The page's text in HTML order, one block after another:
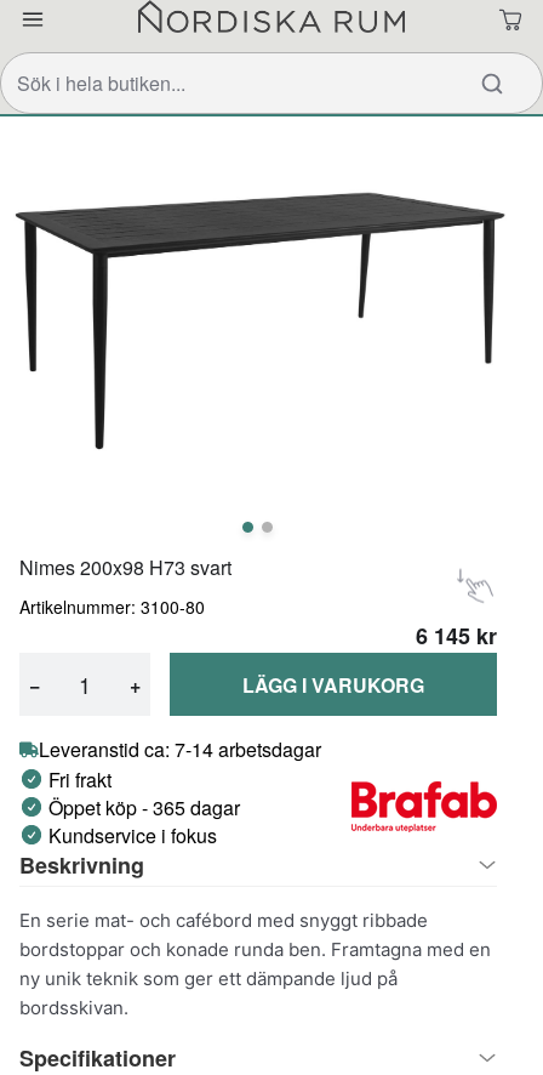
Nimes 200x98 H73 svart
Artikelnummer: 3100-80
6 145 kr
− + LÄGG I VARUKORG
Leveranstid ca: 7-14 arbetsdagar
Fri frakt
Öppet köp - 365 dagar
Kundservice i fokus
Beskrivning
En serie mat- och cafébord med snyggt ribbade
bordstoppar och konade runda ben. Framtagna med en
ny unik teknik som ger ett dämpande ljud på
bordsskivan.
Specifikationer